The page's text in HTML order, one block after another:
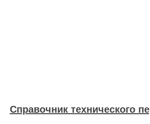
Справочник технического